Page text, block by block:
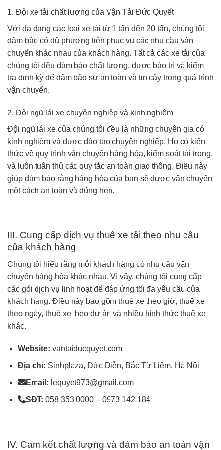
1. Đội xe tải chất lượng của Vận Tải Đức Quyết
Với đa dạng các loại xe tải từ 1 tấn đến 20 tấn, chúng tôi
đảm bảo có đủ phương tiện phục vụ các nhu cầu vận
chuyển khác nhau của khách hàng. Tất cả các xe tải của
chúng tôi đều đảm bảo chất lượng, được bảo trì và kiểm
tra định kỳ để đảm bảo sự an toàn và tin cậy trong quá trình
vận chuyển.
2. Đội ngũ lái xe chuyên nghiệp và kinh nghiệm
Đội ngũ lái xe của chúng tôi đều là những chuyên gia có
kinh nghiệm và được đào tạo chuyên nghiệp. Họ có kiến
thức về quy trình vận chuyển hàng hóa, kiểm soát tải trọng,
và luôn tuân thủ các quy tắc an toàn giao thông. Điều này
giúp đảm bảo rằng hàng hóa của bạn sẽ được vận chuyển
một cách an toàn và đúng hẹn.
III. Cung cấp dịch vụ thuê xe tải theo nhu cầu
của khách hàng
Chúng tôi hiểu rằng mỗi khách hàng có nhu cầu vận
chuyển hàng hóa khác nhau. Vì vậy, chúng tôi cung cấp
các gói dịch vụ linh hoạt để đáp ứng tối đa yêu cầu của
khách hàng. Điều này bao gồm thuê xe theo giờ, thuê xe
theo ngày, thuê xe theo dự án và nhiều hình thức thuê xe
khác.
Website: vantaiducquyet.com
Địa chỉ: Sinhplaza, Đức Diễn, Bắc Từ Liêm, Hà Nội
Email: lequyet973@gmail.com
SĐT: 058 353 0000 – 0973 142 184
IV. Cam kết chất lượng và đảm bảo an toàn vận